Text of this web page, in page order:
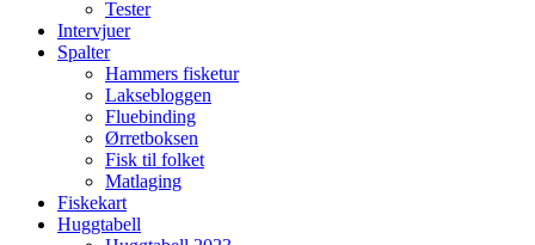
Tester
Intervjuer
Spalter
Hammers fisketur
Laksebloggen
Fluebinding
Ørretboksen
Fisk til folket
Matlaging
Fiskekart
Huggtabell